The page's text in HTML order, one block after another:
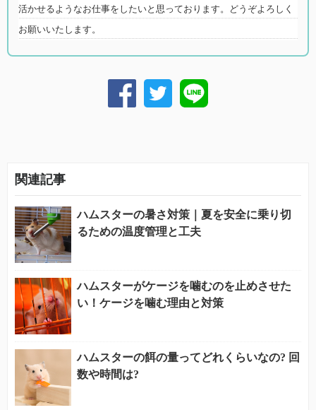
活かせるようなお仕事をしたいと思っております。どうぞよろしく
お願いいたします。
関連記事
ハムスターの暑さ対策｜夏を安全に乗り切
るための温度管理と工夫
ハムスターがケージを噛むのを止めさせた
い！ケージを噛む理由と対策
ハムスターの餌の量ってどれくらいなの? 回
数や時間は?